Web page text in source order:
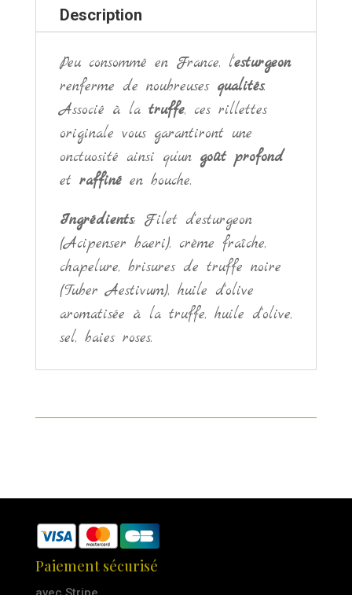
d'esturgeon
à
truffe
90gr.
Description
Peu consommé en France, l'esturgeon
renferme de noubreusesqualités.
Associé à latruffe, ces rillettes
originale vous garantiront une
onctuosité ainsi qu'ungoût profond
etraffinéen bouche.
Ingrédients: Filet d'esturgeon
(Acipenser baeri), crème fraîche,
chapelure, brisures de truffe noire
(Tuber Aestivum), huile d'olive
aromatisée à la truffe, huile d'olive,
sel, baies roses.
Paiement sécurisé